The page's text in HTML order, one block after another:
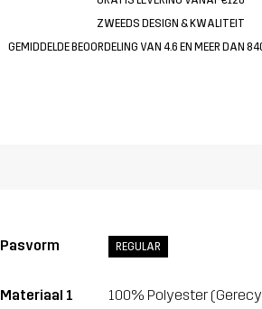
ZWEEDS DESIGN & KWALITEIT
GEMIDDELDE BEOORDELING VAN 4.6 EN MEER DAN
Pasvorm REGULAR
Materiaal 1 100% Polyester